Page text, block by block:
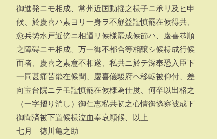
御進発ニモ相成、常州近国動揺之様子ニ承リ及ヒ申
候、於慶喜ハ素ヨリ一身ヲ不顧益謹慎罷在候得共、
愈兵勢水戸近傍ニ相逼リ候様罷成候節ハ、慶喜恭順
之障碍ニモ相成、万一御不都合等相醸シ候様成行候
而者、慶喜之素意不相遂、私共ニ於テ深奉恐入臣下
一同甚痛苦罷在候間、慶喜儀駿府ヘ移転被仰付、差
向宝台院ニテモ謹慎罷在候様為仕度、何卒以出格之
（一字摺り消し）御仁恵私共初之心情御憐察被成下
御聞済被下置候様泣血奉哀願候、以上
七月 徳川亀之助